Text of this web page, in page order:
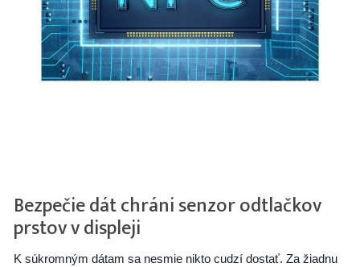
Bezpečie dát chráni senzor odtlačkov
prstov v displeji
K súkromným dátam sa nesmie nikto cudzí dostať. Za žiadnu